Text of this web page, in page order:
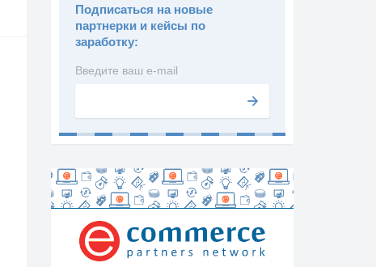
Подписаться на новые
партнерки и кейсы по
заработку:
Введите ваш e-mail